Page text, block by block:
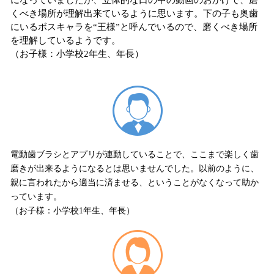
くべき場所が理解出来ているように思います。下の子も奥歯
にいるボスキャラを“王様”と呼んでいるので、磨くべき場所
を理解しているようです。
（お子様：小学校2年生、年長）
電動歯ブラシとアプリが連動していることで、ここまで楽しく歯
磨きが出来るようになるとは思いませんでした。以前のように、
親に言われたから適当に済ませる、ということがなくなって助か
っています。
（お子様：小学校1年生、年長）